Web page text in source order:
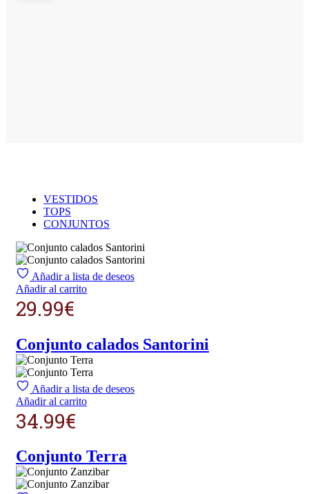
VESTIDOS
TOPS
CONJUNTOS
Añadir a lista de deseos
Añadir al carrito
29.99€
Conjunto calados Santorini
Añadir a lista de deseos
Añadir al carrito
34.99€
Conjunto Terra